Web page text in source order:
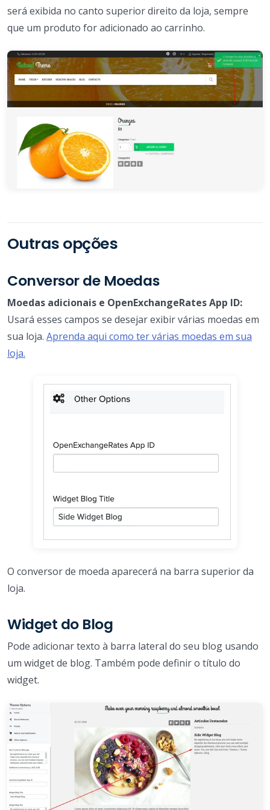
será exibida no canto superior direito da loja, sempre
que um produto for adicionado ao carrinho.
Outras opções
Conversor de Moedas
Moedas adicionais e OpenExchangeRates App ID:
Usará esses campos se desejar exibir várias moedas em
sua loja. Aprenda aqui como ter várias moedas em sua
loja.
O conversor de moeda aparecerá na barra superior da
loja.
Widget do Blog
Pode adicionar texto à barra lateral do seu blog usando
um widget de blog. Também pode definir o título do
widget.